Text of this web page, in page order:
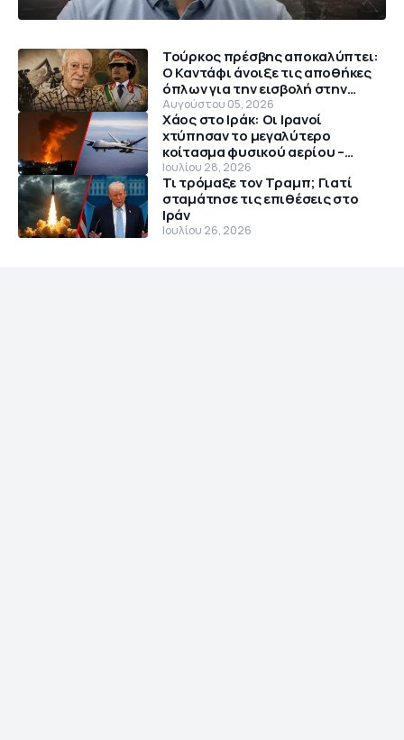
Τούρκος πρέσβης αποκαλύπτει:
Ο Καντάφι άνοιξε τις αποθήκες
όπλων για την εισβολή στην
Κύπρο το 1974
Αυγούστου 05, 2026
Χάος στο Ιράκ: Οι Ιρανοί
χτύπησαν το μεγαλύτερο
κοίτασμα φυσικού αερίου –
Θρίλερ με αμερικανικό MQ-9
Reaper
Ιουλίου 28, 2026
Τι τρόμαξε τον Τραμπ; Γιατί
σταμάτησε τις επιθέσεις στο
Ιράν
Ιουλίου 26, 2026